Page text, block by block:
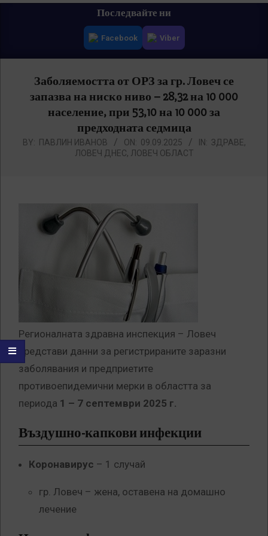
Последвайте ни
Facebook Viber
Заболяемостта от ОРЗ за гр. Ловеч се
запазва на ниско ниво – 28,32 на 10 000
население, при 53,10 на 10 000 за
предходната седмица
BY: ПАВЛИН ИВАНОВ ON: 09.09.2025 IN: ЗДРАВЕ,
ЛОВЕЧ ДНЕС, ЛОВЕЧ ОБЛАСТ
Регионалната здравна инспекция – Ловеч
представи данни за регистрираните заразни
заболявания и предприетите
противоепидемични мерки в областта за
периода 1 – 7 септември 2025 г.
Въздушно-капкови инфекции
Коронавирус – 1 случай
гр. Ловеч – жена, оставена на домашно
лечение